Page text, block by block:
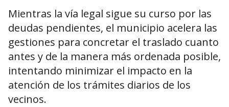
Mientras la vía legal sigue su curso por las
deudas pendientes, el municipio acelera las
gestiones para concretar el traslado cuanto
antes y de la manera más ordenada posible,
intentando minimizar el impacto en la
atención de los trámites diarios de los
vecinos.